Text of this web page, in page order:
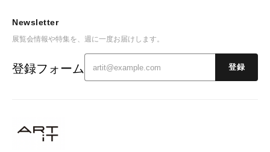
Newsletter
展覧会情報や特集を、週に一度お届けします。
登録フォーム 登録